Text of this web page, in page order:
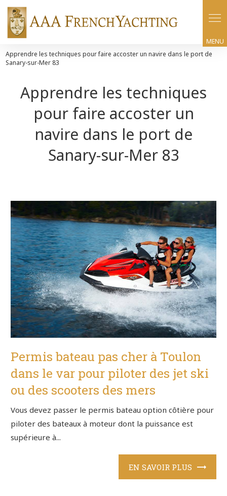
Apprendre les techniques pour faire accoster un navire dans le port de
Sanary-sur-Mer 83
Apprendre les techniques
pour faire accoster un
navire dans le port de
Sanary-sur-Mer 83
Permis bateau pas cher à Toulon
dans le var pour piloter des jet ski
ou des scooters des mers
Vous devez passer le permis bateau option côtière pour
piloter des bateaux à moteur dont la puissance est
supérieure à...
EN SAVOIR PLUS
Panneau de gestion des cookies